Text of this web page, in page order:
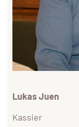
Lukas Juen
Kassier